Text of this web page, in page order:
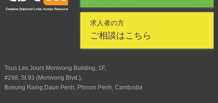
求人者の方
ご相談はこちら
Tous Les Jours Monivong Building, 1F,
#298, St.93 (Monivong Blvd.),
Boeung Raing,Daun Penh, Phnom Penh, Cambodia